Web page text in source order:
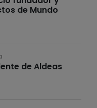
de Mundo
de Aldeas